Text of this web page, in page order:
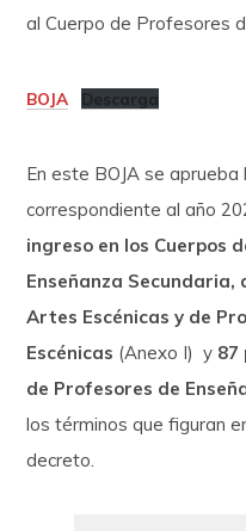
al Cuerpo de Profesores
BOJA Descarga
En este BOJA se aprueba
correspondiente al año
ingreso en los Cuerpos
Enseñanza
Artes Escénicas y de
Escénicas (Anexo I) y 87
de Profesores de
los términos que figuran
decreto.